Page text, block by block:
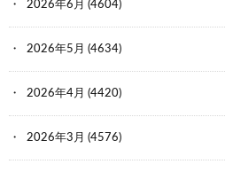
2026年6月 (4604)
2026年5月 (4634)
2026年4月 (4420)
2026年3月 (4576)